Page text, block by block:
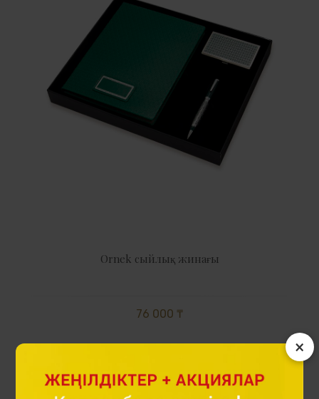
×
Ornek сыйлық жинағы
76 000 ₸